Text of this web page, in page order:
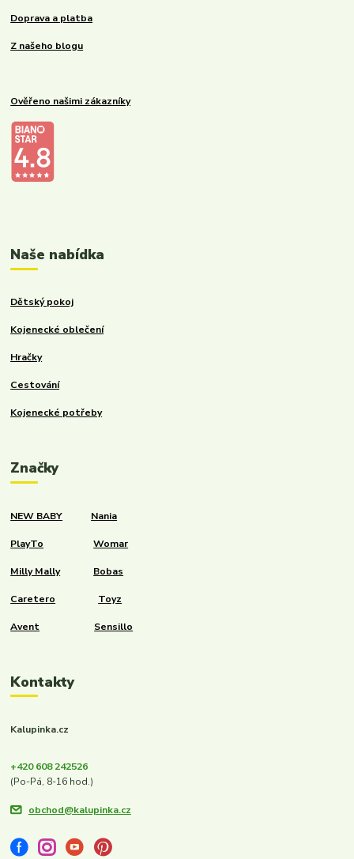
Doprava a platba
Z našeho blogu
Ověřeno našimi zákazníky
Naše nabídka
Dětský pokoj
Kojenecké oblečení
Hračky
Cestování
Kojenecké potřeby
Značky
NEW BABY Nania
PlayTo Womar
Milly Mally Bobas
Caretero Toyz
Avent Sensillo
Kontakty
Kalupinka.cz
+420 608 242526
(Po-Pá, 8-16 hod.)
obchod@kalupinka.cz